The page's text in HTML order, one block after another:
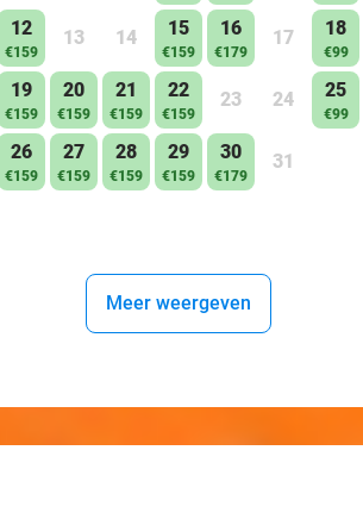
12
€159
13 14 15
€159
16
€179
17 18
€99
19
€159
20
€159
21
€159
22
€159
23 24 25
€99
26
€159
27
€159
28
€159
29
€159
30
€179
31
Meer weergeven